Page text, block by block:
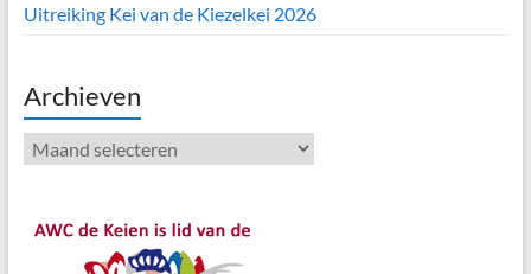
Uitreiking Kei van de Kiezelkei 2026
Archieven
Archieven